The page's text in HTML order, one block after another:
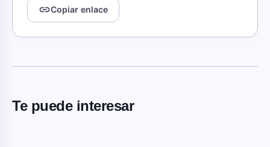
linkCopiar enlace
Te puede interesar